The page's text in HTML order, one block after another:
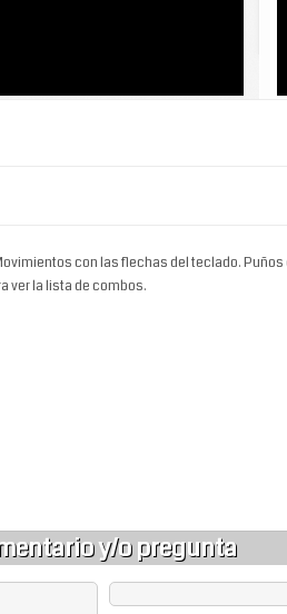
con las flechas del teclado. Puños
ver la lista de combos.
y/o pregunta